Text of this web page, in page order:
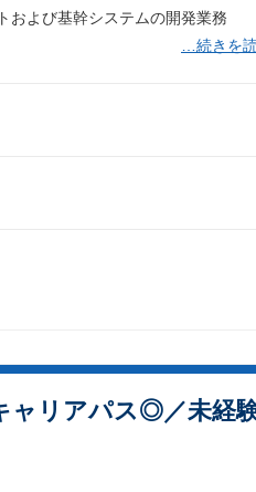
および基幹システムの開発業務
…続きを
ャリアパス◎／未経